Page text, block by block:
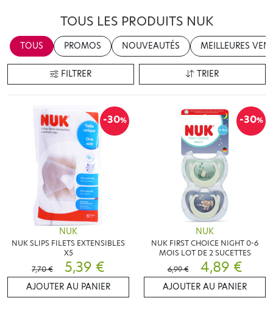
TOUS LES PRODUITS NUK
TOUS PROMOS NOUVEAUTÉS MEILLEURES
FILTRER TRIER
-30%
NUK
NUK SLIPS FILETS EXTENSIBLES
X5
7,70 €
5,39 €
AJOUTER AU PANIER
-30%
NUK
NUK FIRST CHOICE NIGHT 0-6
MOIS LOT DE 2 SUCETTES
6,99 €
4,89 €
AJOUTER AU PANIER